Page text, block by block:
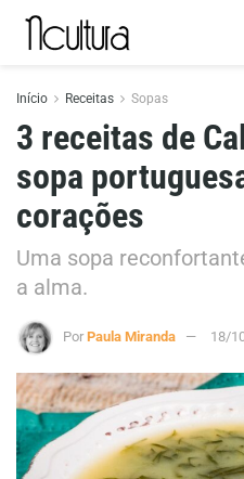
Início Receitas Sopas
3 receitas de
sopa
corações
Uma sopa
a alma.
Por Paula Miranda 18/